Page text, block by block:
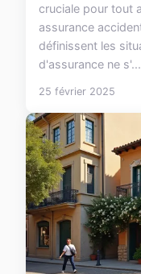
cruciale pour tout
assurance
définissent les
d'assurance ne s'...
25 février 2025